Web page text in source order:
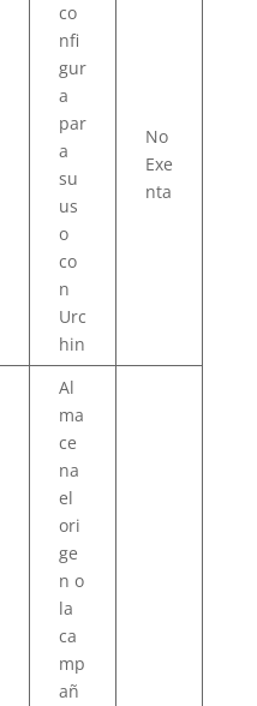
co
nfi
gur
a
par
a
su
us
o
co
n
Urc
hin
No
Exe
nta
Al
ma
ce
na
el
ori
ge
n o
la
ca
mp
añ